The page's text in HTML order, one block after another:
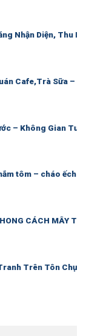
Nhận Diện, Thu
Cafe,Trà Sữa –
– Không Gian
tôm – cháo ếch
CÁCH MÂY
Trên Tôn Chụp